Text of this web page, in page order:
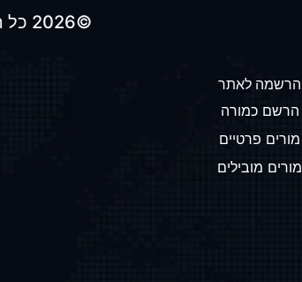
©2026 כל הזכויות שמורות לאתר הולכים-על-100
הרשמה לאתר
הרשם כמורה
מורים פרטיים
מורים מובילים